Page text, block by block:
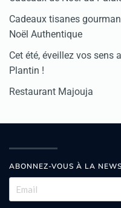
Cadeaux tisanes
Noël Authentique
Cet été, éveillez vos
Plantin !
Restaurant Majouja
ABONNEZ-VOUS À LA